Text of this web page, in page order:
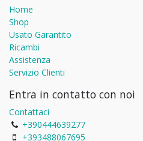
Home
Shop
Usato Garantito
Ricambi
Assistenza
Servizio Clienti
Entra in contatto con noi
Contattaci
+390444639277
+393488067695